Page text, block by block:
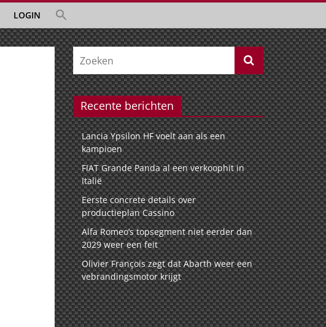
LOGIN
Recente berichten
Lancia Ypsilon HF voelt aan als een
kampioen
FIAT Grande Panda al een verkoophit in
Italië
Eerste concrete details over
productieplan Cassino
Alfa Romeo’s topsegment niet eerder dan
2029 weer een feit
Olivier François zegt dat Abarth weer een
vebrandingsmotor krijgt